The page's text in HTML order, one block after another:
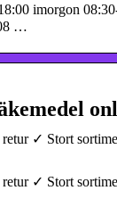
imorgon
…
✓ Stort
✓ Stort